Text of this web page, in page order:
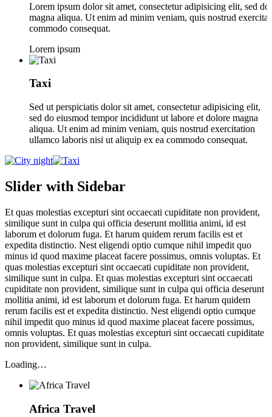
Lorem ipsum dolor sit amet, consectetur adipisicing elit, sed
magna aliqua. Ut enim ad minim veniam, quis nostrud
commodo consequat.
Lorem ipsum
Taxi
Sed ut perspiciatis dolor sit amet, consectetur adipisicing elit,
sed do eiusmod tempor incididunt ut labore et dolore magna
aliqua. Ut enim ad minim veniam, quis nostrud exercitation
ullamco laboris nisi ut aliquip ex ea commodo consequat.
Slider with Sidebar
Et quas molestias excepturi sint occaecati cupiditate non provident,
similique sunt in culpa qui officia deserunt mollitia animi, id est
laborum et dolorum fuga. Et harum quidem rerum facilis est et
expedita distinctio. Nest eligendi optio cumque nihil impedit quo
minus id quod maxime placeat facere possimus, omnis voluptas. Et
quas molestias excepturi sint occaecati cupiditate non provident,
similique sunt in culpa. Et quas molestias excepturi sint occaecati
cupiditate non provident, similique sunt in culpa qui officia deserunt
mollitia animi, id est laborum et dolorum fuga. Et harum quidem
rerum facilis est et expedita distinctio. Nest eligendi optio cumque
nihil impedit quo minus id quod maxime placeat facere possimus,
omnis voluptas. Et quas molestias excepturi sint occaecati cupiditate
non provident, similique sunt in culpa.
Loading…
Africa Travel